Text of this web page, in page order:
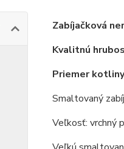
Zabíjačková
Kvalitnú
Priemer
Smaltovaný
Veľkosť: vrchný